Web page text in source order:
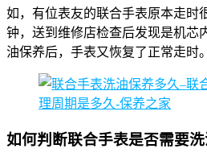
如，有位表友的联合手表原本走时
钟，送到维修店检查后发现是机芯
油保养后，手表又恢复了正常走时。
如何判断联合手表是否需要